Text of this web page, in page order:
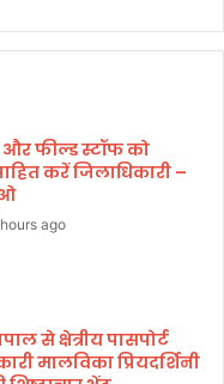
और फील्ड स्टॉफ को
करें जिलाधिकारी –
ago
से क्षेत्रीय पासपोर्ट
मालविका प्रियदर्शिनी